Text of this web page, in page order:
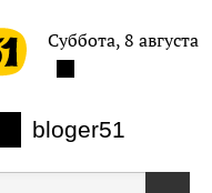
bloger51
Суббота, 8 августа